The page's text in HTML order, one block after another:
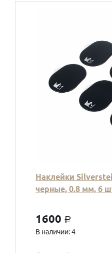
Наклейки
черные, 0.8 мм, 6
1600 a
В наличии: 4